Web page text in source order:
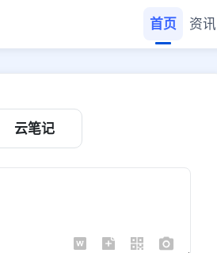
首页 资讯
云笔记